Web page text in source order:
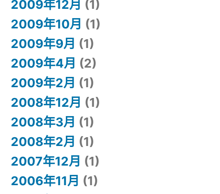
2009年12月 (1)
2009年10月 (1)
2009年9月 (1)
2009年4月 (2)
2009年2月 (1)
2008年12月 (1)
2008年3月 (1)
2008年2月 (1)
2007年12月 (1)
2006年11月 (1)